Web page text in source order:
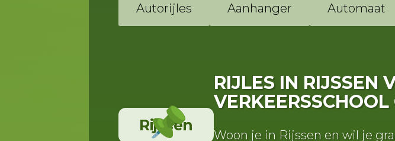
Autorijles Aanhanger Automaat
Rijssen
RIJLES IN RIJSSEN
Woon je in Rijssen en wil je